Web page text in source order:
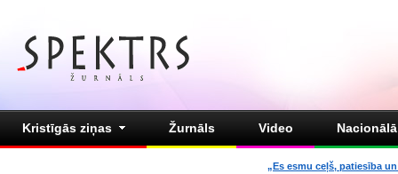
Kristīgās ziņas Žurnāls Video
„Es esmu ceļš, patiesība